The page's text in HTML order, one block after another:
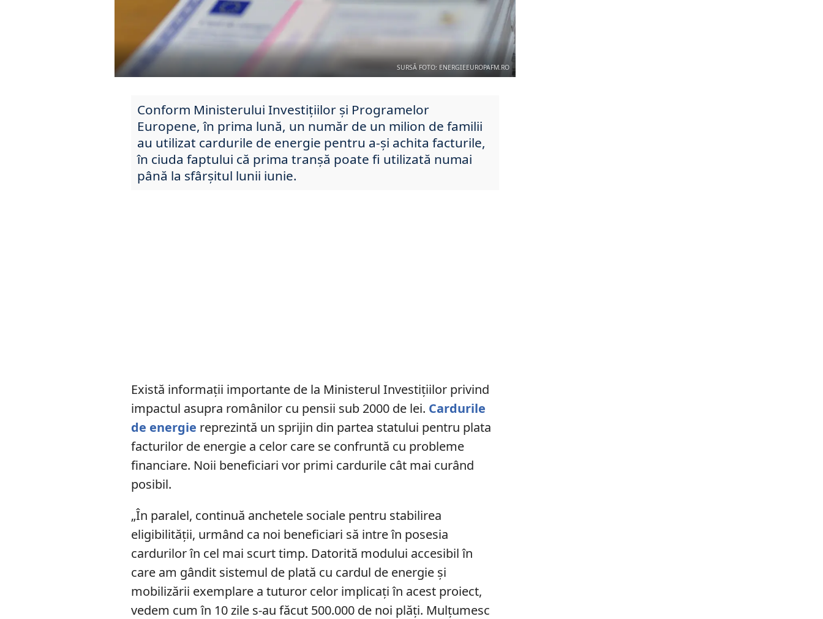
SURSĂ FOTO: ENERGIEEUROPAFM.RO
Conform Ministerului Investițiilor și Programelor
Europene, în prima lună, un număr de un milion de familii
au utilizat cardurile de energie pentru a-și achita facturile,
în ciuda faptului că prima tranșă poate fi utilizată numai
până la sfârșitul lunii iunie.
Există informații importante de la Ministerul Investițiilor privind
impactul asupra românilor cu pensii sub 2000 de lei. Cardurile
de energie reprezintă un sprijin din partea statului pentru plata
facturilor de energie a celor care se confruntă cu probleme
financiare. Noii beneficiari vor primi cardurile cât mai curând
posibil.
„În paralel, continuă anchetele sociale pentru stabilirea
eligibilității, urmând ca noi beneficiari să intre în posesia
cardurilor în cel mai scurt timp. Datorită modului accesibil în
care am gândit sistemul de plată cu cardul de energie și
mobilizării exemplare a tuturor celor implicaţi în acest proiect,
vedem cum în 10 zile s-au făcut 500.000 de noi plăți. Mulțumesc